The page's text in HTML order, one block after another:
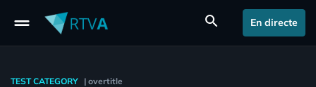
drag_handle search En directe
TEST CATEGORY | overtitle